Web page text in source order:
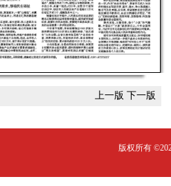
上一版 下一版
版权所有